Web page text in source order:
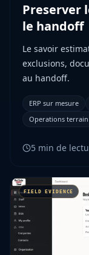
Preserver
le handoff
Le savoir
exclusions,
au handoff.
ERP sur mesure
Operations terrain
5 min de